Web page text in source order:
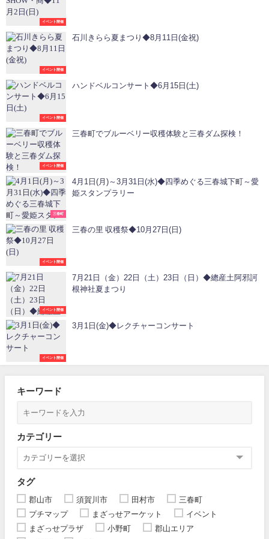
イベント開催
イベント開催
石川きらら夏まつり◆8月11日(金祝)
イベント開催
ハンドベルコンサート◆6月15日(土)
イベント開催
三春町でブルーベリー収穫体験と三春ダム探検！
三春町
4月1日(月)～3月31日(水)◆四季めぐる三春城下町～愛
姫スタンプラリー
イベント開催
三春の里 収穫祭◆10月27日(日)
イベント開催
7月21日（金）22日（土）23日（日）◆總産土阿邪訶
根神社夏まつり
イベント開催
3月1日(金)◆レクチャーコンサート
キーワード
カテゴリー
タグ
郡山市 須賀川市 田村市
三春町
プチマップ
まざっせアーケット
イベント
まざっせプラザ
小野町
郡山エリア